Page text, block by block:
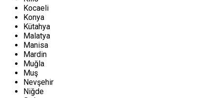
Kocaeli
Konya
Kütahya
Malatya
Manisa
Mardin
Muğla
Muş
Nevşehir
Niğde